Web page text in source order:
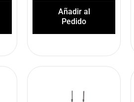
Añadir al
Pedido